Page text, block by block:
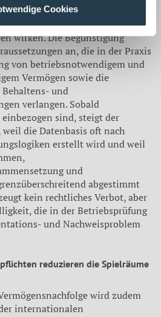
Cookiesfür
Erbschaftsteuer auf
wirken. Die Begünstigung
an, die in der Praxis
von betriebsnotwendigem und
Vermögen sowie die
und
verlangen. Sobald
sind, steigt der
die Datenbasis oft nach
erstellt wird und weil
und
abgestimmt
kein rechtliches Verbot, aber
die in der Betriebsprüfung
und Nachweisproblem
reduzieren die Spielräume
wird zudem
internationalen